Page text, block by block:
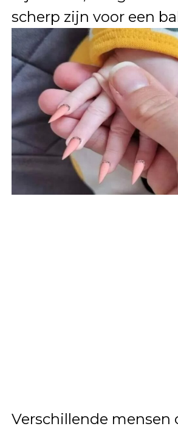
scherp zijn voor een
Verschillende mensen